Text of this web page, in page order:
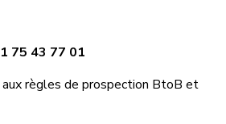
75 43 77 01
règles de prospection BtoB et